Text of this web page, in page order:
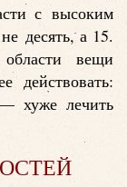
с высоким
десять, а 15.
вещи
действовать:
хуже лечить